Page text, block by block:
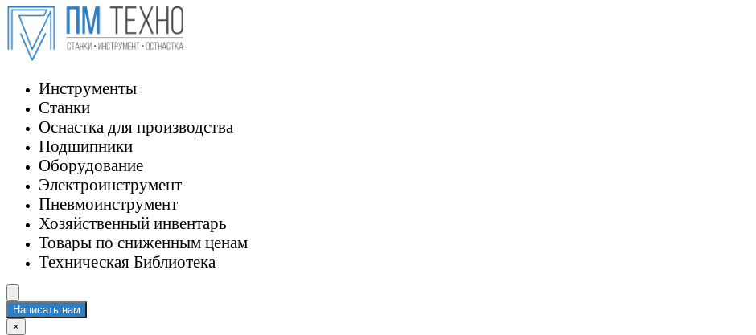
Инструменты
Станки
Оснастка для производства
Подшипники
Оборудование
Электроинструмент
Пневмоинструмент
Хозяйственный инвентарь
Товары по сниженным ценам
Техническая Библиотека
Написать нам
×